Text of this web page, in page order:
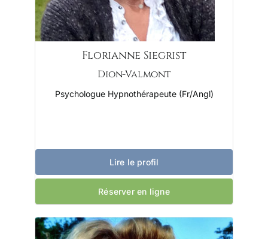
Florianne Siegrist
Dion-Valmont
Psychologue Hypnothérapeute (Fr/Angl)
Lire le profil
Réserver en ligne